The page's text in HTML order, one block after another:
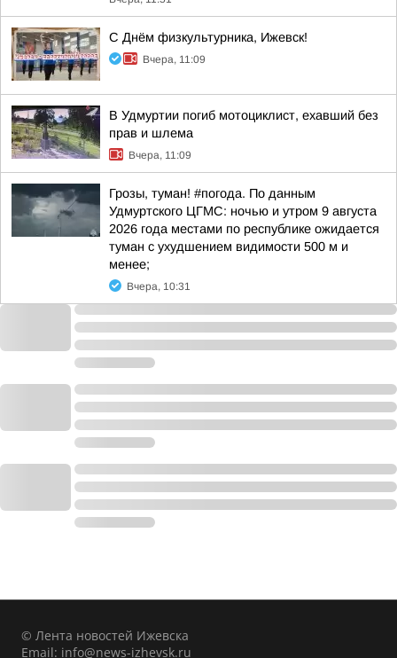
С Днём физкультурника, Ижевск!
Вчера, 11:09
В Удмуртии погиб мотоциклист, ехавший без
прав и шлема
Вчера, 11:09
Грозы, туман! #погода. По данным
Удмуртского ЦГМС: ночью и утром 9 августа
2026 года местами по республике ожидается
туман с ухудшением видимости 500 м и
менее;
Вчера, 10:31
© Лента новостей Ижевска
Email: info@news-izhevsk.ru